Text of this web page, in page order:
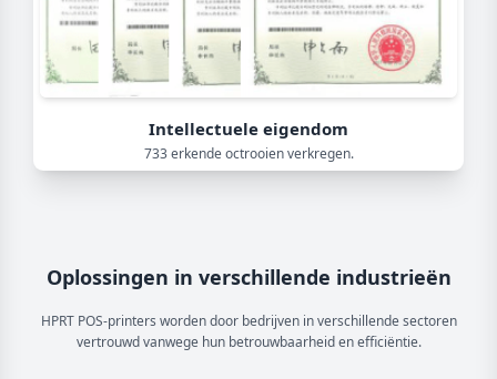
Intellectuele eigendom
733 erkende octrooien verkregen.
Oplossingen in verschillende industrieën
HPRT POS-printers worden door bedrijven in verschillende sectoren
vertrouwd vanwege hun betrouwbaarheid en efficiëntie.